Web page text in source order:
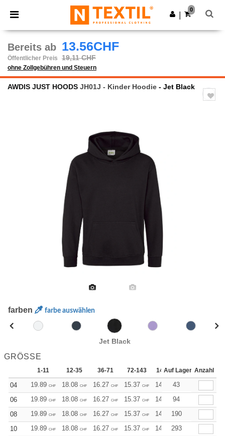
× Ntextil App
Bessere Preise in der App!
App holen
0
Bereits ab 13.56CHF
Öffentlicher Preis 19,11 CHF
ohne Zollgebühren und Steuern
AWDIS JUST HOODS JH01J - Kinder Hoodie - Jet Black
farben farbe auswählen
Jet Black
GRÖSSE
1-11 12-35 36-71 72-143 144-287 288 +
Auf Lager Anzahl
04 19.89 CHF 18.08 CHF 16.27 CHF 15.37 CHF 14.46 CHF
43
06
19.89 CHF 18.08 CHF 16.27 CHF 15.37 CHF 14.46 CHF
94
08
19.89 CHF 18.08 CHF 16.27 CHF 15.37 CHF 14.46 CHF
190
10
19.89 CHF 18.08 CHF 16.27 CHF 15.37 CHF 14.46 CHF
293